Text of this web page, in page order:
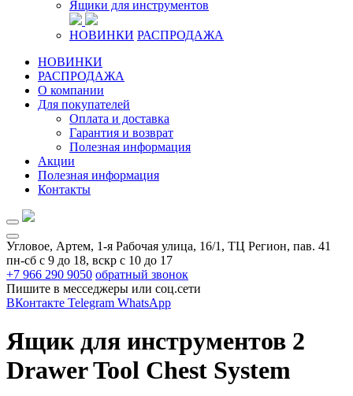
Ящики для инструментов
НОВИНКИ РАСПРОДАЖА
НОВИНКИ
РАСПРОДАЖА
О компании
Для покупателей
Оплата и доставка
Гарантия и возврат
Полезная информация
Акции
Полезная информация
Контакты
Угловое, Артем, ​1-я Рабочая улица, 16/1, ТЦ Регион, пав. 41
пн-сб с 9 до 18, вскр с 10 до 17
+7 966 290 9050 обратный звонок
Пишите в месседжеры или соц.сети
ВКонтакте Telegram WhatsApp
Ящик для инструментов 2
Drawer Tool Chest System